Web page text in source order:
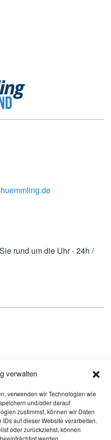
verwalten
verwenden wir Technologien wie
und/oder darauf
zustimmst, können wir Daten
auf dieser Website verarbeiten.
oder zurückziehst, können
werden.
rund um die Uhr - 24h /